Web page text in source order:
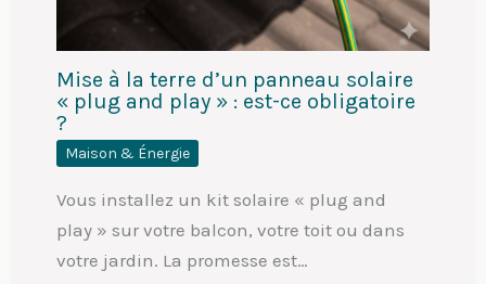
Mise à la terre d’un panneau solaire
« plug and play » : est-ce obligatoire
?
Maison & Énergie
Vous installez un kit solaire « plug and
play » sur votre balcon, votre toit ou dans
votre jardin. La promesse est…